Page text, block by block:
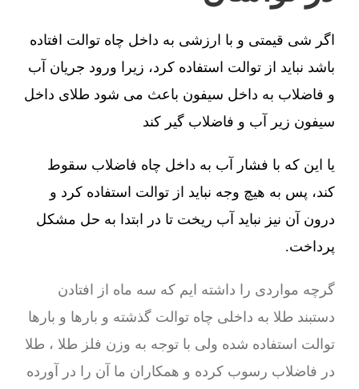
اگر شی قیمتی و با ارزشی به داخل چاه توالت افتاده
باشد نباید از توالت استفاده کرد، زیرا ورود جریان آب
و فاضلاب به داخل سیفون باعث می شود طلای داخل
سیفون زیر آب و فاضلاب گیر کند
یا این که با فشار آب به داخل چاه فاضلاب سقوط
کند، پس به هیچ وجه نباید از توالت استفاده کرد و
درون آن نیز نباید آب ریخت تا در ابتدا به حل مشکل
پرداخت.
گرچه مواردی را داشته ایم که سه ماه از افتادن
دستبند طلا به داخلی چاه توالت گذشته و بارها و بارها
توالت استفاده شده ولی با توجه به وزن فلز طلا ، طلا
در فاضلاب رسوب کرده و همکاران ما آن را در آورده